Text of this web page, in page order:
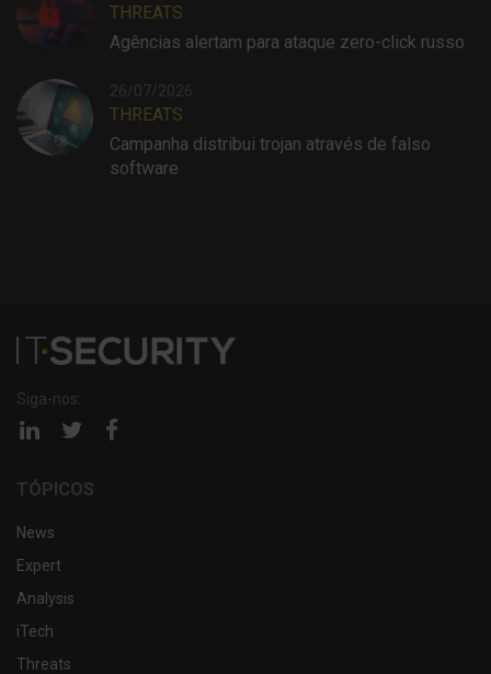
THREATS
Agências alertam para ataque zero-click russo
26/07/2026
THREATS
Campanha distribui trojan através de falso
software
Siga-nos:
Página Página
TÓPICOS
News
Expert
Analysis
iTech
Threats